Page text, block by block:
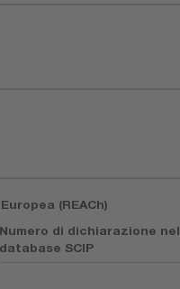
(REACh)
Numero di dichiarazione nel
database SCIP